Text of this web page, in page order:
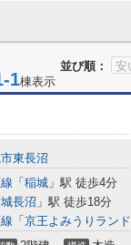
並び順：
1棟表示
東長沼
「 稲城 」駅 徒歩4分
長沼 」駅 徒歩18分
「 京王よみうりランド